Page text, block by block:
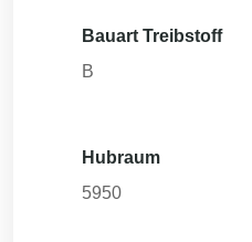
Bauart Treibstoff
B
Hubraum
5950